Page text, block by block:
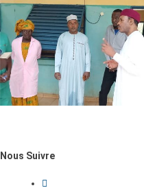
Nous Suivre